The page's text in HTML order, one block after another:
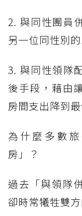
2. 與同性團員
另一位同性別
3. 與同性領隊
後手段，藉由
房間支出降到最
為什麼多數
房」？
過去「與領隊
卻時常犧牲雙